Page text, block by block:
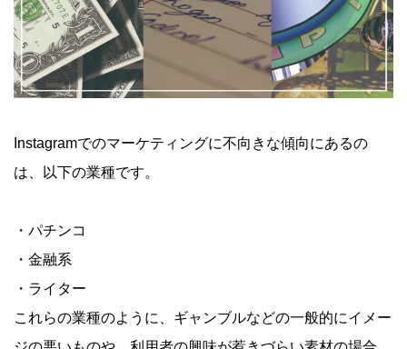
Instagramでのマーケティングに不向きな傾向にあるの
は、以下の業種です。
・パチンコ
・金融系
・ライター
これらの業種のように、ギャンブルなどの一般的にイメー